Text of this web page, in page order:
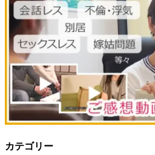
カテゴリー